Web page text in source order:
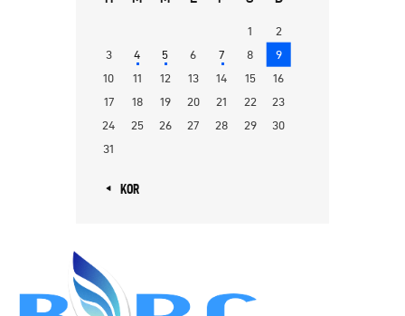
1
2
3
4 5 6 7 8
9
10
11 12 13 14 15
16
17
18 19 20 21 22
23
24
25 26 27 28 29
30
31
« KOR